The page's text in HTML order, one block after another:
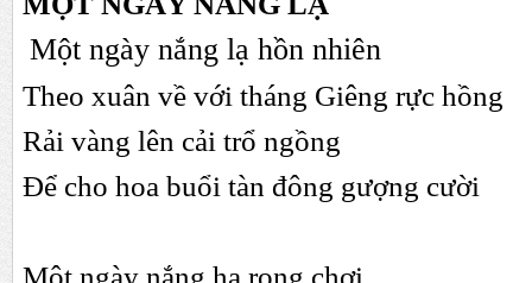
Một ngày nắng lạ hồn nhiên
Theo xuân về với tháng Giêng rực hồng
Rải vàng lên cải trổ ngồng
Để cho hoa buổi tàn đông gượng cười